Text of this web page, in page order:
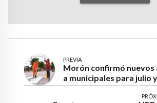
PREVIA
Morón confirmó nuevos
a municipales para julio